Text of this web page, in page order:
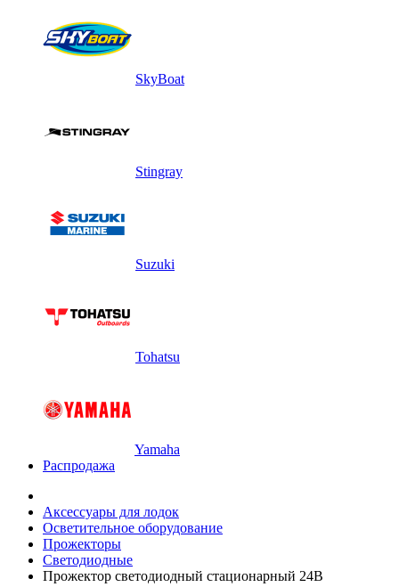
SkyBoat
Stingray
Suzuki
Tohatsu
Yamaha
Распродажа
Аксессуары для лодок
Осветительное оборудование
Прожекторы
Светодиодные
Прожектор светодиодный стационарный 24В